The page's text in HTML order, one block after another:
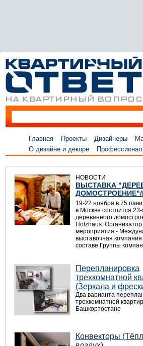
Главная Проекты Дизайнеры
О дизайне и декоре
НОВОСТИ
ВЫСТАВКА
ДОМОСТРОЕНИЕ"/
19-22 ноября в 75
в Москве состоится
деревянного
Holzhaus. Организатор
мероприятия -
выставочная компания
составе Группы
Перепланировка
трехкомнатной
(Зеркала и
Два варианта
трехкомнатной
Башкортостане
Конвекторы